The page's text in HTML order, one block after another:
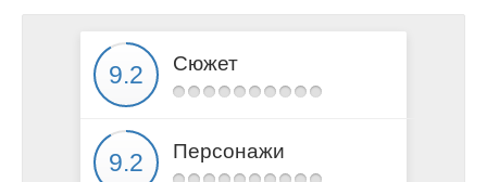
Глава 16
Глава 17
Глава 18
Глава 19
Глава 20
Глава 21
Сюжет
Персонажи